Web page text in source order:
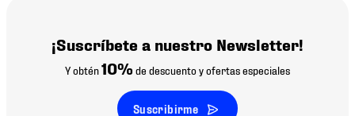
¡Suscríbete a nuestro Newsletter!
Y obtén10% de descuento y ofertas especiales
Suscribirme